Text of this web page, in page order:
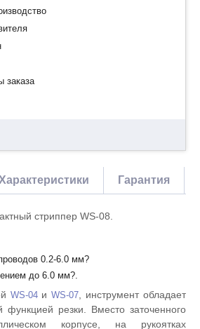
заказа
Гарантия
стриппер WS-08.
0.2-6.0 мм?
до 6.0 мм?.
WS-04иWS-07 , инструмент обладает
функцией резки. Вместо заточенного
корпусе, на рукоятках